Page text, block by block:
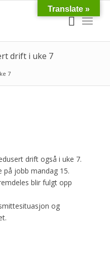
drift i uke 7
7
drift også i uke 7.
på jobb mandag 15.
blir fulgt opp
og
Translate »